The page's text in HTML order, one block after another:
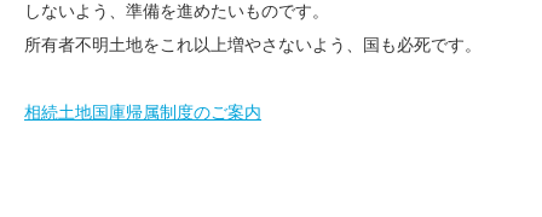
しないよう、準備を進めたいものです。
所有者不明土地をこれ以上増やさないよう、国も必死です。
相続土地国庫帰属制度のご案内